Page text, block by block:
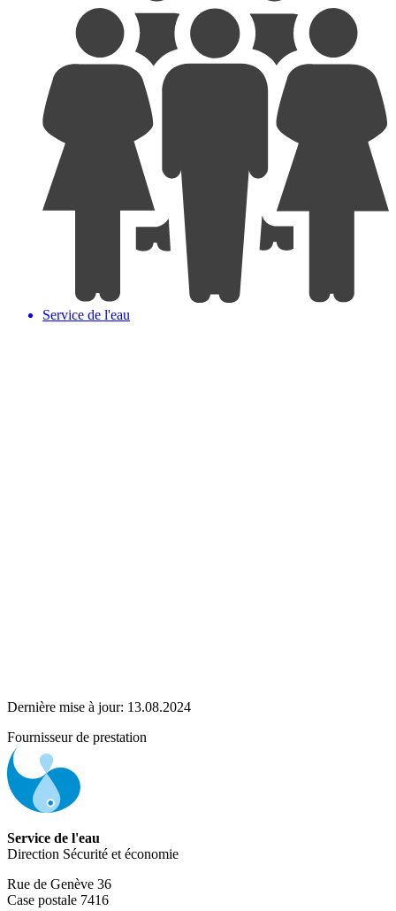
Service de l'eau
Dernière mise à jour: 13.08.2024
Fournisseur de prestation
Service de l'eau
Direction Sécurité et économie
Rue de Genève 36
Case postale 7416